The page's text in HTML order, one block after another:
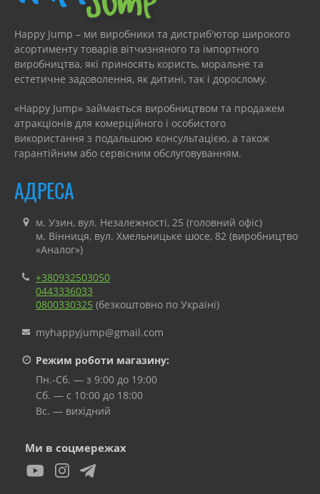
Happy Jump – ми виробники та дистриб'ютор широкого
асортименту товарів вітчизняного та імпортного
виробництва, які приносять користь, моральне та
естетичне задоволення, як дитині, так і дорослому.
«Happy Jump» займається виробництвом та продажем
атракціонів для комерційного і особистого
використання з подальшою консультацією, а також
гарантійним або сервісним обслуговуванням.
АДРЕСА
м. Узин, вул. Незалежності, 25 (головний офіс)
м. Вінниця, вул. Хмельницьке шосе, 82 (виробництво
«Аналог»)
+380932503050
0443336033
0800330325 (безкоштовно по Україні)
myhappyjump@gmail.com
Режим роботи магазину:
Пн.-Сб. — з 9:00 до 19:00
Сб. — с 10:00 до 18:00
Вс. — вихідний
Ми в соцмережах